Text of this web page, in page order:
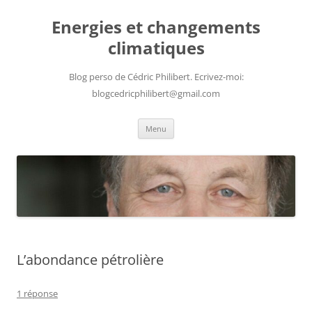
contenuEnergies et changements
climatiques
Blog perso de Cédric Philibert. Ecrivez-moi:
blogcedricphilibert@gmail.com
Menu
L’abondance pétrolière
1 réponse